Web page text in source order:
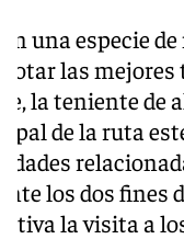
en una especie
votar las
la teniente de
de la ruta
los dos fines
la visita a